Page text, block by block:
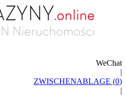
WeChat
|
ZWISCHENABLAGE (0)
|